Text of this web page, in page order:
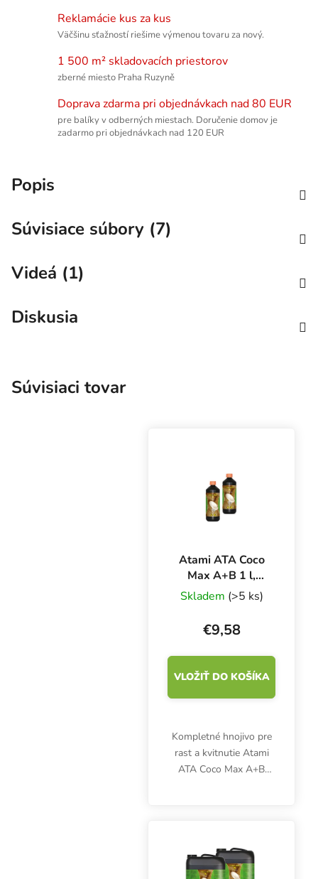
Reklamácie kus za kus
Väčšinu sťažností riešime výmenou tovaru za nový.
1 500 m² skladovacích priestorov
zberné miesto Praha Ruzyně
Doprava zdarma pri objednávkach nad 80 EUR
pre balíky v odberných miestach. Doručenie domov je
zadarmo pri objednávkach nad 120 EUR
Popis
Súvisiace súbory (7)
Videá (1)
Diskusia
Súvisiaci tovar
Atami ATA Coco
Max A+B 1 l,
základné hnojivo
pre rast a kvitnutie
Skladem (>5 ks)
€9,58
VLOŽIŤ DO KOŠÍKA
Kompletné hnojivo pre
rast a kvitnutie Atami
ATA Coco Max A+B
vegetačného cyklu.